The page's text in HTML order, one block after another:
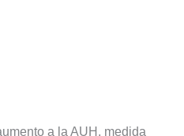
a la AUH, medida